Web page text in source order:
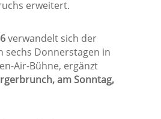
erweitert.
verwandelt sich der
sechs Donnerstagen in
Air-Bühne, ergänzt
am Sonntag,